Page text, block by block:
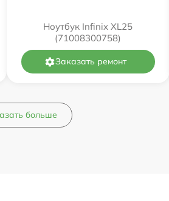
Ноутбук Infinix XL25
(71008300758)
Заказать ремонт
больше